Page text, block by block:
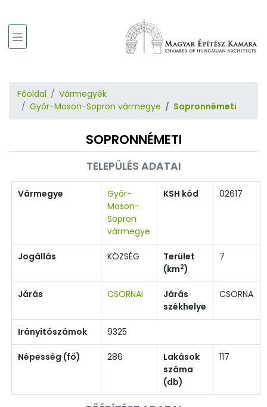
Főoldal
Vármegyék
Győr-Moson-Sopron vármegye
Sopronnémeti
SOPRONNÉMETI
TELEPÜLÉS ADATAI
Vármegye
Győr-
Moson-
Sopron
vármegye
KSH kód 02617
Jogállás KÖZSÉG
Terület
(km2)
7
Járás CSORNAI
Járás
székhelye
CSORNA
Irányítószámok 9325
Népesség (fő) 286
Lakások
száma
(db)
117